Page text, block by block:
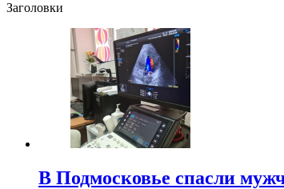
Заголовки
В Подмосковье спасли